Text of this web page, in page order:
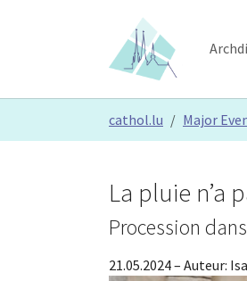
cathol.lu Major
La pluie n’a
Procession
21.05.2024– Auteur: